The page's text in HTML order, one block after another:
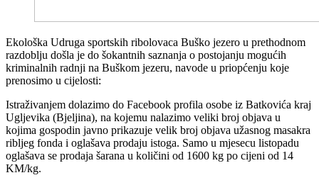
Ekološka Udruga sportskih ribolovaca Buško jezero u prethodnom
razdoblju došla je do šokantnih saznanja o postojanju mogućih
kriminalnih radnji na Buškom jezeru, navode u priopćenju koje
prenosimo u cijelosti:
Istraživanjem dolazimo do Facebook profila osobe iz Batkovića kraj
Ugljevika (Bjeljina), na kojemu nalazimo veliki broj objava u
kojima gospodin javno prikazuje velik broj objava užasnog masakra
ribljeg fonda i oglašava prodaju istoga. Samo u mjesecu listopadu
oglašava se prodaja šarana u količini od 1600 kg po cijeni od 14
KM/kg.